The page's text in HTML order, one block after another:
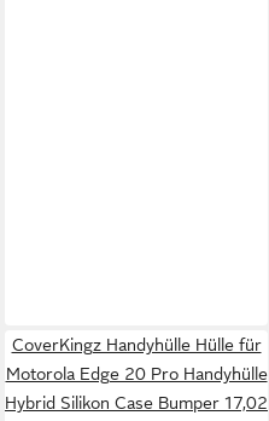
CoverKingz Handyhülle Hülle für
Motorola Edge 20 Pro Handyhülle
Hybrid Silikon Case Bumper 17,02